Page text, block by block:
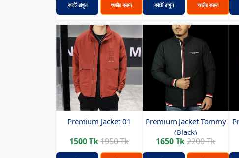
কার্টে রাখুন অর্ডার করুন কার্টে রাখুন অর্ডার করুন
Premium Jacket 01
1500 Tk 1950 Tk
Premium Jacket Tommy
(Black)
1650 Tk2200 Tk